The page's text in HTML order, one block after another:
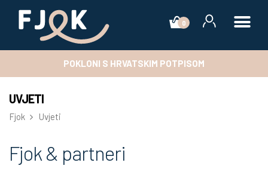
0
POKLONI S HRVATSKIM POTPISOM
UVJETI
Fjok Uvjeti
Fjok & partneri